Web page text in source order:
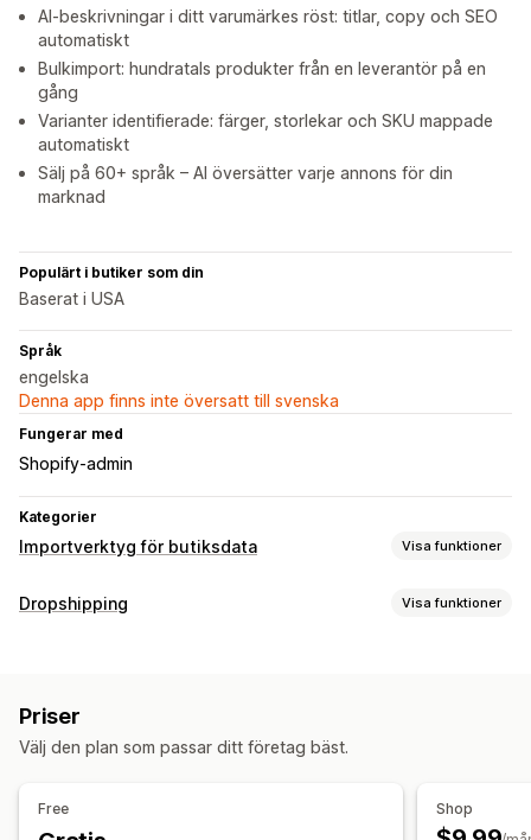
AI-beskrivningar i ditt varumärkes röst: titlar, copy och SEO
automatiskt
Bulkimport: hundratals produkter från en leverantör på en
gång
Varianter identifierade: färger, storlekar och SKU mappade
automatiskt
Sälj på 60+ språk – AI översätter varje annons för din
marknad
Populärt i butiker som din
Baserat i USA
Språk
engelska
Denna app finns inte översatt till svenska
Fungerar med
Shopify-admin
Kategorier
Importverktyg för butiksdata Visa funktioner
Synkronisering av data
Migrering av data
Bulkimport
Bulkuppdateringar
Produktserier
Dropshipping Visa funktioner
Hem och trädgård
Elektronik Konst och hantverk Underhållning och media
Husdjursprodukter
Priser
Välj den plan som passar ditt företag bäst.
Free Shop